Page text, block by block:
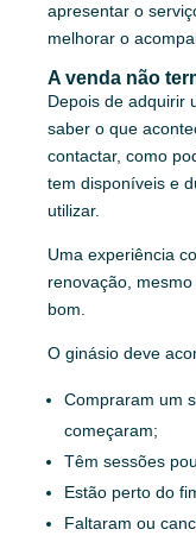
apresentar o
melhorar o
A venda não
Depois de adquirir
saber o que
contactar, como
tem disponíveis e
utilizar.
Uma experiência
renovação,
bom.
O ginásio deve
Compraram um
começaram;
Têm sessões
Estão perto do
Faltaram ou